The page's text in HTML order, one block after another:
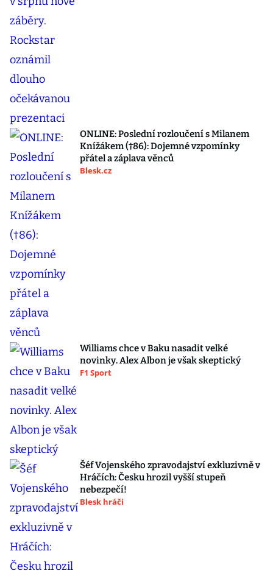
ONLINE: Poslední rozloučení s Milanem
Knížákem (†86): Dojemné vzpomínky
přátel a záplava věnců
Blesk.cz
Williams chce v Baku nasadit velké
novinky. Alex Albon je však skeptický
F1 Sport
Šéf Vojenského zpravodajství exkluzivně v
Hráčích: Česku hrozil vyšší stupeň
nebezpečí!
Blesk hráči